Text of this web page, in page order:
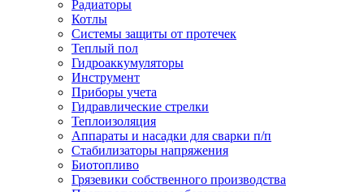
Радиаторы
Котлы
Системы защиты от протечек
Теплый пол
Гидроаккумуляторы
Инструмент
Приборы учета
Гидравлические стрелки
Теплоизоляция
Аппараты и насадки для сварки п/п
Стабилизаторы напряжения
Биотопливо
Грязевики собственного производства